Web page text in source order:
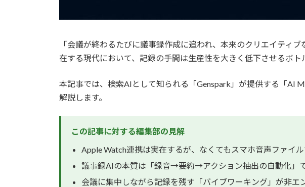
「会議が終わるたびに議事録作成に追われ、本来のクリエイティ
在する現代において、記録の手間は生産性を大きく低下させるボト
本記事では、検索AIとして知られる「Genspark」が提供する「AI
解説します。
この記事に対する編集部の見解
Apple Watch連携は実在するが、なくてもスマホ音声ファイ
議事録AIの本質は「録音→要約→アクション抽出の自動化」
会議に集中しながら記録を残す「バイブワーキング」が非エ